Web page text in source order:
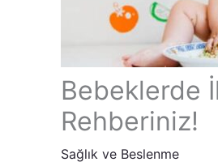
Bebeklerde
Rehberiniz!
Sağlık ve Beslenme